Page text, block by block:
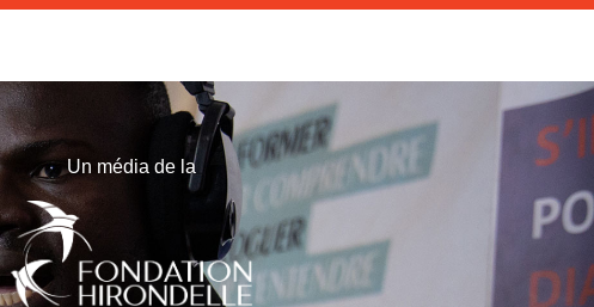
Un média de la